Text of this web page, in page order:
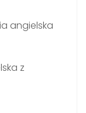
angielska
z